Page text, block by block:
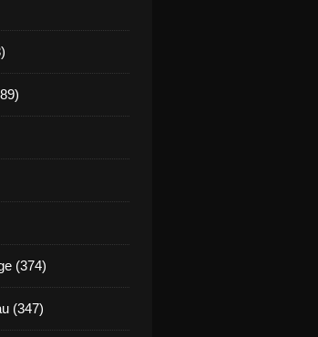
Aufwertung durch Sperrung
(374)
(347)